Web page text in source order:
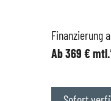
Karriere
Impressum
Finanzierung
Ab 369 €